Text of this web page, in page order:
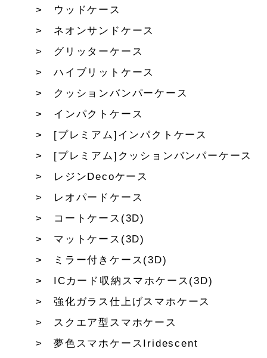
ウッドケース
ネオンサンドケース
グリッターケース
ハイブリットケース
クッションバンパーケース
インパクトケース
[プレミアム]インパクトケース
[プレミアム]クッションバンパーケース
レジンDecoケース
レオパードケース
コートケース(3D)
マットケース(3D)
ミラー付きケース(3D)
ICカード収納スマホケース(3D)
強化ガラス仕上げスマホケース
スクエア型スマホケース
夢色スマホケースIridescent